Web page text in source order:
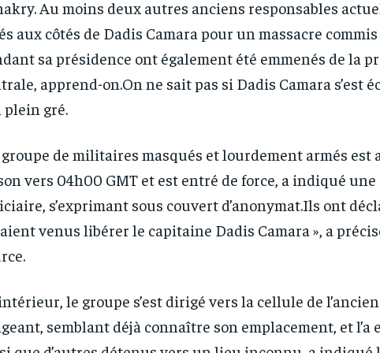
1-YEAR
Pay now and you get access to exclusive
news and articles for a whole year.
By
every
opt out of
1-YEAR
Pay now and you get access to exclusive
news and articles for a whole year.
By
every
opt out of
Au moins deux autres anciens responsables
aux côtés de Dadis Camara pour un massacre
sa présidence ont également été emmenés de la
apprend-on.On ne sait pas si Dadis Camara s’est
plein gré.
de militaires masqués et lourdement armés est
vers 04h00 GMT et est entré de force, a indiqué une
s’exprimant sous couvert d’anonymat.Ils ont
venus libérer le capitaine Dadis Camara », a
le groupe s’est dirigé vers la cellule de l’ancien
semblant déjà connaître son emplacement, et l’a